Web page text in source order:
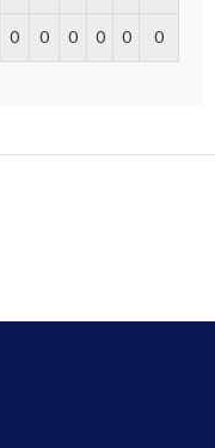
0 0 0 0 0 0